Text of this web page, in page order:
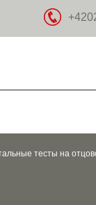
тесты на